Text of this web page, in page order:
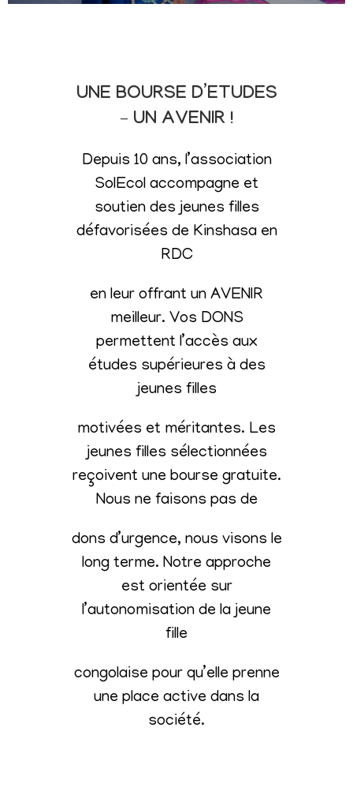
UNE BOURSE D’ETUDES
– UN AVENIR !
Depuis 10 ans, l’association
SolEcol accompagne et
soutien des jeunes filles
défavorisées de Kinshasa en
RDC
en leur offrant un AVENIR
meilleur. Vos DONS
permettent l’accès aux
études supérieures à des
jeunes filles
motivées et méritantes. Les
jeunes filles sélectionnées
reçoivent une bourse gratuite.
Nous ne faisons pas de
dons d’urgence, nous visons le
long terme. Notre approche
est orientée sur
l’autonomisation de la jeune
fille
congolaise pour qu’elle prenne
une place active dans la
société.